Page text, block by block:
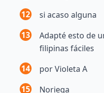
12
si acaso alguna
13
Adapté esto de
filipinas fáciles
14
por Violeta A
15
Noriega